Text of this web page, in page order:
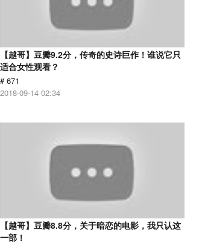
【越哥】豆瓣9.2分，传奇的史诗巨作！谁说它只
适合女性观看？
# 671
2018-09-14 02:34
【越哥】豆瓣8.8分，关于暗恋的电影，我只认这
一部！